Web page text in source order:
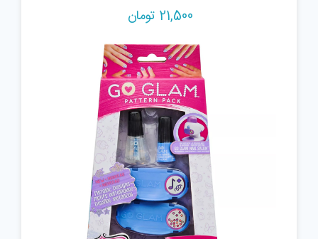
21,500 تومان